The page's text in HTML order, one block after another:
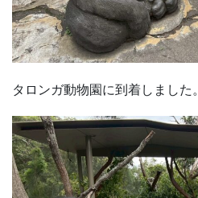
タロンガ動物園に到着しました。